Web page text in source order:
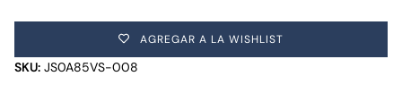
AGREGAR A LA WISHLIST
SKU: JS0A85VS-008